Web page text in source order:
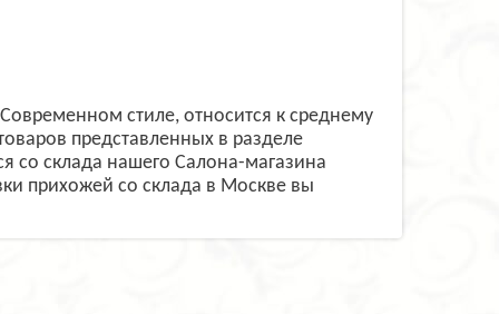
стиле, относится к среднему
представленных в разделе
со склада нашего Салона-магазина
прихожей со склада в Москве вы